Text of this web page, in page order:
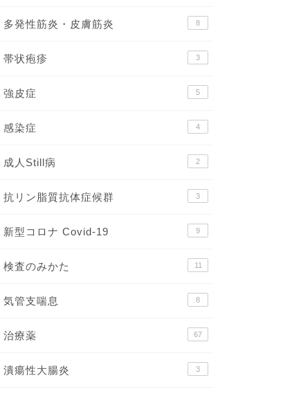
多発性筋炎・皮膚筋炎 8
帯状疱疹 3
強皮症 5
感染症 4
成人Still病 2
抗リン脂質抗体症候群 3
新型コロナ Covid-19 9
検査のみかた 11
気管支喘息 8
治療薬 67
潰瘍性大腸炎 3